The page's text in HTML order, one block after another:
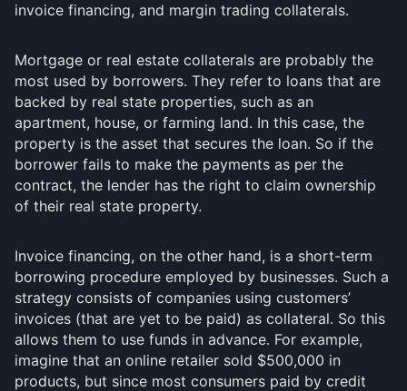
invoice financing, and margin trading collaterals.
Mortgage or real estate collaterals are probably the
most used by borrowers. They refer to loans that are
backed by real state properties, such as an
apartment, house, or farming land. In this case, the
property is the asset that secures the loan. So if the
borrower fails to make the payments as per the
contract, the lender has the right to claim ownership
of their real state property.
Invoice financing, on the other hand, is a short-term
borrowing procedure employed by businesses. Such a
strategy consists of companies using customers’
invoices (that are yet to be paid) as collateral. So this
allows them to use funds in advance. For example,
imagine that an online retailer sold $500,000 in
products, but since most consumers paid by credit